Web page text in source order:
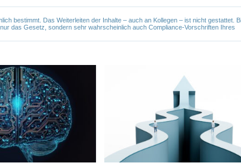
bestimmt. Das Weiterleiten der Inhalte – auch an Kollegen – ist nicht gestattet.
das Gesetz, sondern sehr wahrscheinlich auch Compliance-Vorschriften Ihres